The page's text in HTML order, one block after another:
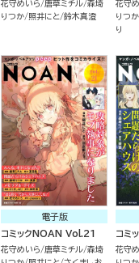
花守めいら 唐草ミチル 森埼
りつか 照井にと 鈴木真澄
花守
りつか
り
電子版
コミックNOAN Vol.21
花守めいら 唐草ミチル 森埼
コミ
花守